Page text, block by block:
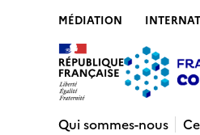
MÉDIATION
Qui sommes-nous